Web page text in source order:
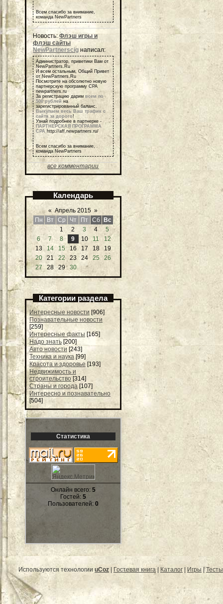
Всем спасибо за внимание,
команда NewPartners
Новость:Флэш игры и
флэш сайты
NewPartnerscig написал:
Администратор, приветики Вам от
NewPartners.Ru
И всем остальным, Общий Привет
от NewPartners.Ru
Посмотрите на обсолютно новую
партнерскую программу СРА
newpartners.ru
За регистрацию дарим всем по
500 рублей на
зарегистрированный баланс.
Выкупаем весь Ваш трафик с
сайта за дорого!
Узнай подробнее в партнерке -
ПАРТНЕРСКАЯ ПРОГРАММА
СРА http://aff.newpartners.ru/
Всем спасибо за внимание,
команда NewPartners
все комментарии
Календарь
« Апрель 2015 »
Пн
Вт Ср Чт Пт Сб Вс
1
2 3 4
5
6
7 8 9 10 11
12
13
14 15 16 17 18
19
20
21 22 23 24 25
26
27
28 29 30
Категории раздела
Интересные новости [906]
Познавательные новости
[259]
Интересные факты [165]
Надо знать [200]
Авто новости [243]
Техника и наука [99]
Красота и здоровье [193]
Недвижимость и
строительство [314]
Страны и города [107]
Интересно и познавательно
[504]
Статистика
Онлайн всего: 5
Гостей: 5
Пользователей: 0
Используются технологии uCoz | Гостевая книга | Каталог | Игры |Тесты